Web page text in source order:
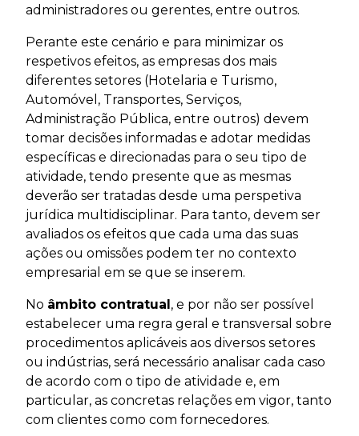
administradores ou gerentes, entre outros.
Perante este cenário e para minimizar os
respetivos efeitos, as empresas dos mais
diferentes setores (Hotelaria e Turismo,
Automóvel, Transportes, Serviços,
Administração Pública, entre outros) devem
tomar decisões informadas e adotar medidas
específicas e direcionadas para o seu tipo de
atividade, tendo presente que as mesmas
deverão ser tratadas desde uma perspetiva
jurídica multidisciplinar. Para tanto, devem ser
avaliados os efeitos que cada uma das suas
ações ou omissões podem ter no contexto
empresarial em se que se inserem.
No âmbito contratual , e por não ser possível
estabelecer uma regra geral e transversal sobre
procedimentos aplicáveis aos diversos setores
ou indústrias, será necessário analisar cada caso
de acordo com o tipo de atividade e, em
particular, as concretas relações em vigor, tanto
com clientes como com fornecedores.